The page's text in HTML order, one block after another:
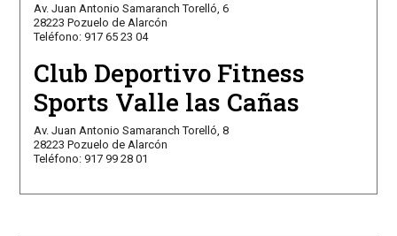
Av. Juan Antonio Samaranch Torelló, 6
28223 Pozuelo de Alarcón
Teléfono: 917 65 23 04
Club Deportivo Fitness
Sports Valle las Cañas
Av. Juan Antonio Samaranch Torelló, 8
28223 Pozuelo de Alarcón
Teléfono: 917 99 28 01